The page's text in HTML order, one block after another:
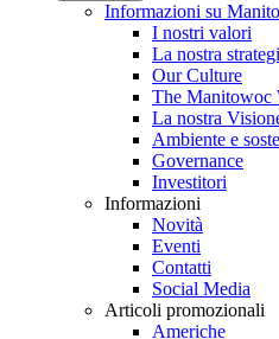
Informazioni su
I nostri valori
La nostra
Our Culture
The Manitowoc
La nostra
Ambiente e
Governance
Investitori
Informazioni
Novità
Eventi
Contatti
Social Media
Articoli promozionali
Americhe